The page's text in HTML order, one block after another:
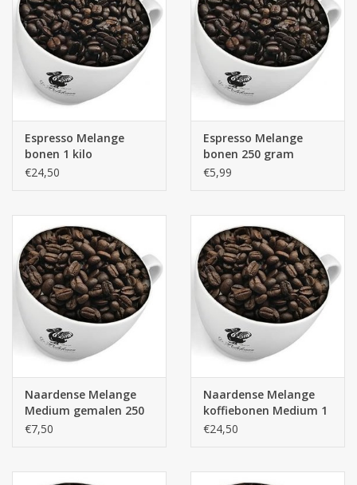
Espresso Melange
bonen 1 kilo
€24,50
Espresso Melange
bonen 250 gram
€5,99
Naardense Melange
Medium gemalen 250
gram
€7,50
Naardense Melange
koffiebonen Medium 1
kg
€24,50